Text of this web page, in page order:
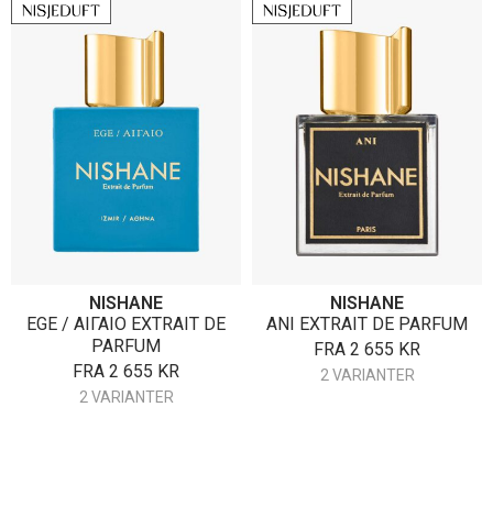
NISHANE
EGE / ΑΙΓΑΙΟ EXTRAIT DE
PARFUM
FRA 2 655 KR
2 VARIANTER
NISHANE
ANI EXTRAIT DE PARFUM
FRA 2 655 KR
2 VARIANTER